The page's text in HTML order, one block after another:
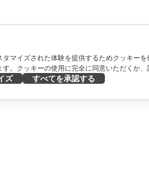
マイズされた体験を提供するためクッキー
。クッキーの使用に完全に同意いただくか、
ズ すべてを承認する